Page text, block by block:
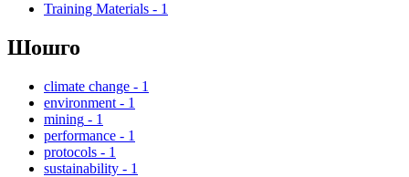
Training Materials - 1
Шошго
climate change - 1
environment - 1
mining - 1
performance - 1
protocols - 1
sustainability - 1